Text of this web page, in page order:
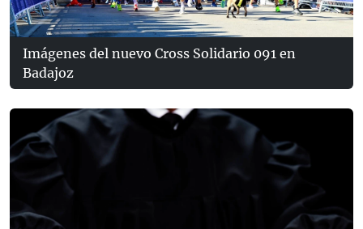
Imágenes del nuevo Cross Solidario 091 en
Badajoz